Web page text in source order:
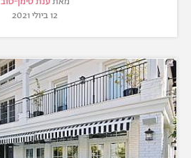
12 ביולי 2021